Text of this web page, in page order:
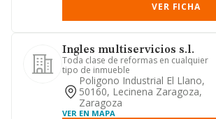
VER FICHA
Ingles multiservicios s.l.
Toda clase de reformas en cualquier
tipo de inmueble
Poligono Industrial El Llano,
50160, Lecinena Zaragoza,
Zaragoza
VER EN MAPA